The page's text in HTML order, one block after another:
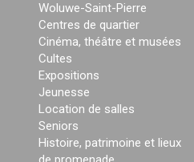
Woluwe-Saint-Pierre
Centres de quartier
Cinéma, théâtre et musées
Cultes
Expositions
Jeunesse
Location de salles
Seniors
Histoire, patrimoine et lieux